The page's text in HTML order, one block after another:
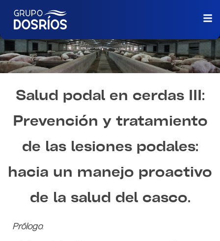
Salud podal en cerdas III:
Prevención y tratamiento
de las lesiones podales:
hacia un manejo proactivo
de la salud del casco.
Prólogo: